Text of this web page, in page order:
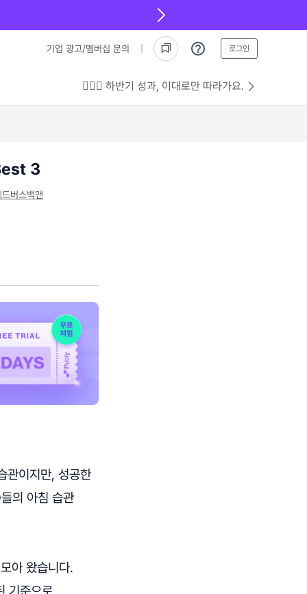
기업 광고/멤버십 문의 로그인
💁🏻‍♂️ 하반기 성과, 이대로만 따라가요.
3
드버스백맨
관이지만, 성공한
의 아침 습관
아 왔습니다.
기준으로